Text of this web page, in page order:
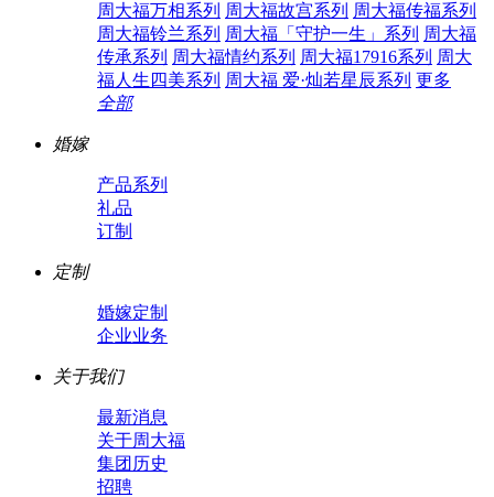
周大福万相系列 周大福故宫系列 周大福传福系列
周大福铃兰系列 周大福「守护一生」系列 周大福
传承系列 周大福情约系列 周大福17916系列 周大
福人生四美系列 周大福 爱·灿若星辰系列 更多
全部
婚嫁
产品系列
礼品
订制
定制
婚嫁定制
企业业务
关于我们
最新消息
关于周大福
集团历史
招聘